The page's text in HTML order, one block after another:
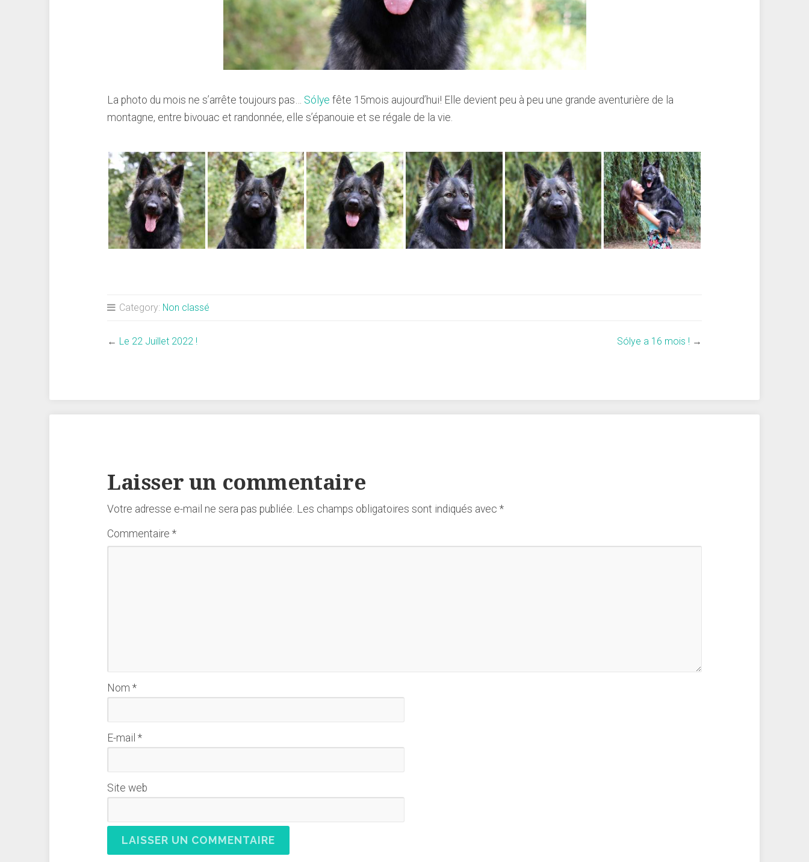
La photo du mois ne s’arrête toujours pas… Sólye fête 15mois aujourd’hui! Elle devient peu à peu une grande aventurière de la
montagne, entre bivouac et randonnée, elle s’épanouie et se régale de la vie.
Category: Non classé
← Le 22 Juillet 2022 ! Sólye a 16 mois ! →
Laisser un commentaire
Votre adresse e-mail ne sera pas publiée. Les champs obligatoires sont indiqués avec *
Commentaire *
Nom *
E-mail *
Site web